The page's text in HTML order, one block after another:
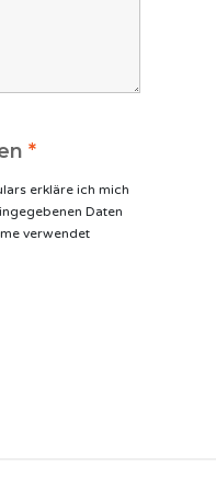
*
erkläre ich mich
Daten
verwendet